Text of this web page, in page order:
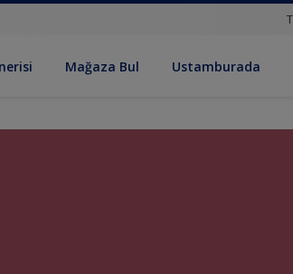
Mağaza Bul Ustamburada